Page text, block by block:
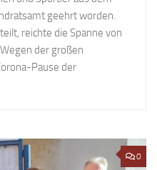
geehrt worden.
reichte die Spanne von
der großen
Pause der
0